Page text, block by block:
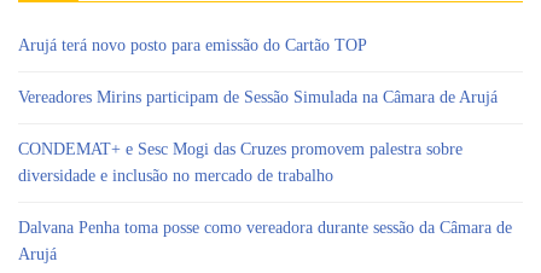
Arujá terá novo posto para emissão do Cartão TOP
Vereadores Mirins participam de Sessão Simulada na Câmara de Arujá
CONDEMAT+ e Sesc Mogi das Cruzes promovem palestra sobre
diversidade e inclusão no mercado de trabalho
Dalvana Penha toma posse como vereadora durante sessão da Câmara de
Arujá